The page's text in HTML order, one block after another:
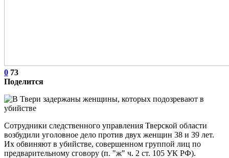
0 73
Поделится
Сотрудники следственного управления Тверской области
возбудили уголовное дело против двух женщин 38 и 39 лет.
Их обвиняют в убийстве, совершенном группой лиц по
предварительному сговору (п. "ж" ч. 2 ст. 105 УК РФ).